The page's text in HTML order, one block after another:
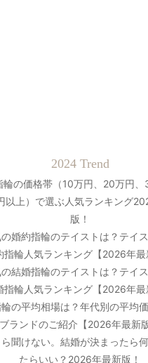
2024 Trend
輪の価格帯（10万円、20万円、
以上）で選ぶ人気ランキング
版！
婚約指輪のテイストは？テイ
指輪人気ランキング【2026年最
結婚指輪のテイストは？テイ
指輪人気ランキング【2026年最
の平均相場は？年代別の平均
ランドのご紹介【2026年最新版
聞けない。結婚が決まったら
たらいい？2026年最新版！